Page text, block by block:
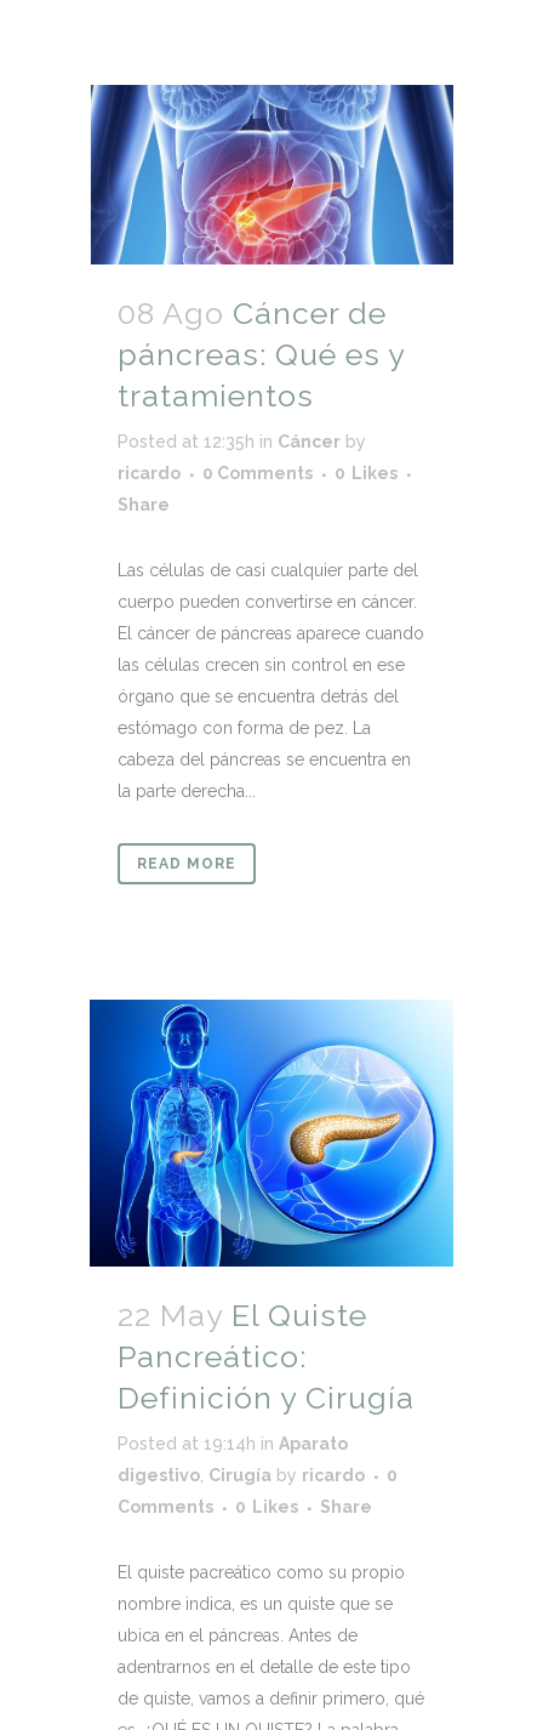
08 Ago Cáncer de
páncreas: Qué es y
tratamientos
Posted at 12:35h in Cáncer by
ricardo
0 Comments 0 Likes
Share
Las células de casi cualquier parte del
cuerpo pueden convertirse en cáncer.
El cáncer de páncreas aparece cuando
las células crecen sin control en ese
órgano que se encuentra detrás del
estómago con forma de pez. La
cabeza del páncreas se encuentra en
la parte derecha...
READ MORE
22 May El Quiste
Pancreático:
Definición y Cirugía
Posted at 19:14h in Aparato
digestivo, Cirugía by ricardo
0
Comments
0 Likes Share
El quiste pacreático como su propio
nombre indica, es un quiste que se
ubica en el páncreas. Antes de
adentrarnos en el detalle de este tipo
de quiste, vamos a definir primero, qué